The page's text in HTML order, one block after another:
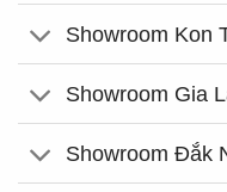
Showroom Kon
Showroom Gia
Showroom Đắk